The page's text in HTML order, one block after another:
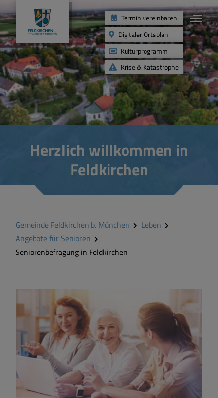
Termin vereinbaren
Digitaler Ortsplan
Kulturprogramm
Krise & Katastrophe
Leben
Gesundheit & Soziales
Wirtschaft & Gewerbe
Wohnen in Feldkirchen
Herzlich willkommen in
Feldkirchen
Gemeinde Feldkirchen b. München
Leben
Angebote für Senioren
Seniorenbefragung in Feldkirchen